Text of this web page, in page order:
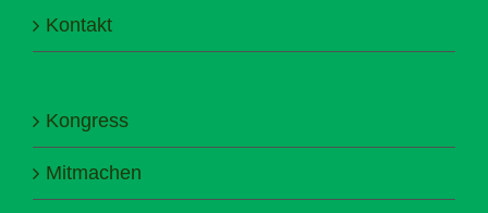
Kontakt
Kongress
Mitmachen